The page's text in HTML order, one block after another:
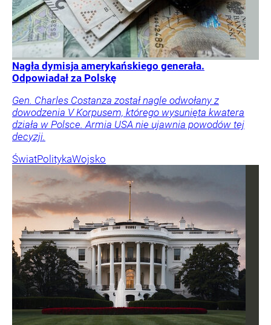
Nagła dymisja amerykańskiego generała.
Odpowiadał za Polskę
Gen. Charles Costanza został nagle odwołany z
dowodzenia V Korpusem, którego wysunięta kwatera
działa w Polsce. Armia USA nie ujawnia powodów tej
decyzji.
ŚwiatPolitykaWojsko